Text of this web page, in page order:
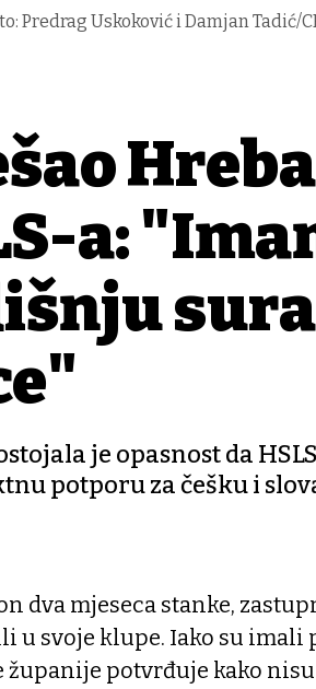
Predrag Uskoković i Damjan Tadić/
a:
je opasnost da
potporu za češku i
dva mjeseca stanke,
u svoje klupe. Iako su imali
županije potvrđuje kako